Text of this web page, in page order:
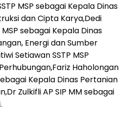
MSP sebagai Kepala Dinas
dan Cipta Karya,Dedi
sebagai Kepala Dinas
Energi dan Sumber
Setiawan SSTP MSP
Haholongan
Kepala Dinas Pertanian
Zulkifli AP SIP MM sebagai